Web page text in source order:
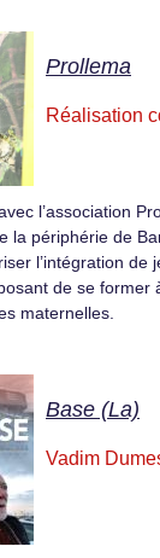
Prollema
Réalisation
l’association
la périphérie de
l’intégration de
de se former
maternelles.
Base (La)
Vadim